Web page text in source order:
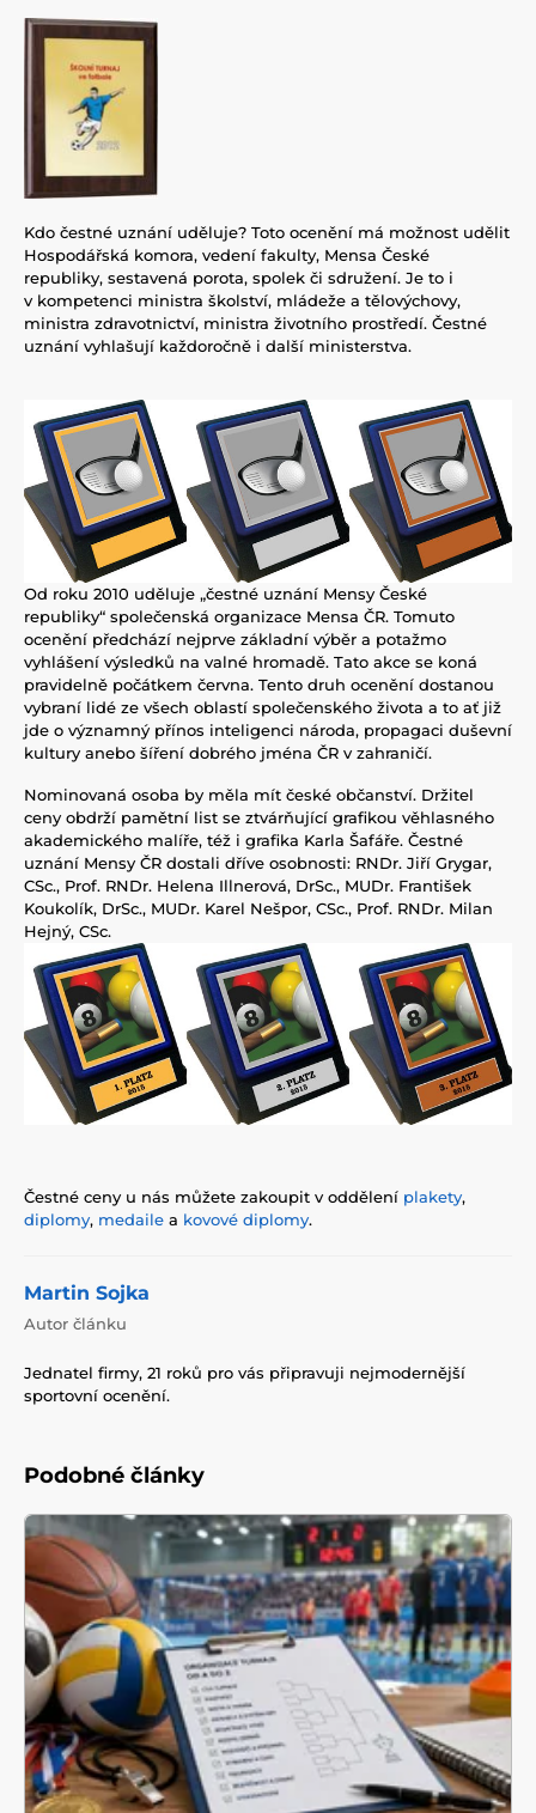
Kdo čestné uznání uděluje? Toto ocenění má možnost udělit
Hospodářská komora, vedení fakulty, Mensa České
republiky, sestavená porota, spolek či sdružení. Je to i
v kompetenci ministra školství, mládeže a tělovýchovy,
ministra zdravotnictví, ministra životního prostředí. Čestné
uznání vyhlašují každoročně i další ministerstva.
Od roku 2010 uděluje „čestné uznání Mensy České
republiky“ společenská organizace Mensa ČR. Tomuto
ocenění předchází nejprve základní výběr a potažmo
vyhlášení výsledků na valné hromadě. Tato akce se koná
pravidelně počátkem června. Tento druh ocenění dostanou
vybraní lidé ze všech oblastí společenského života a to ať již
jde o významný přínos inteligenci národa, propagaci duševní
kultury anebo šíření dobrého jména ČR v zahraničí.
Nominovaná osoba by měla mít české občanství. Držitel
ceny obdrží pamětní list se ztvárňující grafikou věhlasného
akademického malíře, též i grafika Karla Šafáře. Čestné
uznání Mensy ČR dostali dříve osobnosti: RNDr. Jiří Grygar,
CSc., Prof. RNDr. Helena Illnerová, DrSc., MUDr. František
Koukolík, DrSc., MUDr. Karel Nešpor, CSc., Prof. RNDr. Milan
Hejný, CSc.
Čestné ceny u nás můžete zakoupit v oddělení plakety,
diplomy, medaile a kovové diplomy.
Martin Sojka
Autor článku
Jednatel firmy, 21 roků pro vás připravuji nejmodernější
sportovní ocenění.
Podobné články